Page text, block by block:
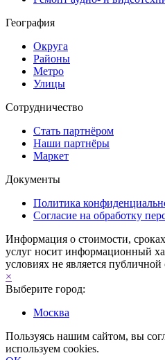
География
Округа
Районы
Метро
Улицы
Сотрудничество
Стать партнёром
Наши партнёры
Маркет
Документы
Политика
Согласие на обработку
Информация о стоимости,
услуг носит информационный
условиях не является публичной
×
Выберите город:
Москва
Пользуясь нашим сайтом, вы
используем cookies.